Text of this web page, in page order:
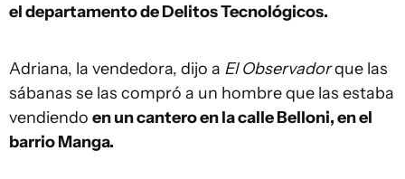
el departamento de Delitos Tecnológicos.
Adriana, la vendedora, dijo a El Observadorque las
sábanas se las compró a un hombre que las estaba
vendiendo en un cantero en la calle Belloni, en el
barrio Manga.